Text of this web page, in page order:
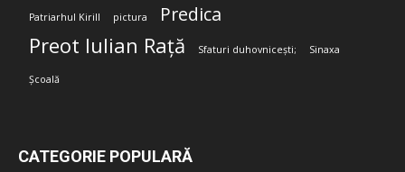
Patriarhul Kirill pictura Predica
Preot Iulian Rață Sfaturi duhovnicești; Sinaxa
Școală
CATEGORIE POPULARĂ